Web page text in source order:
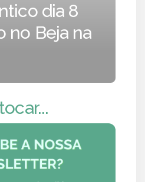
dia 8
no Beja na